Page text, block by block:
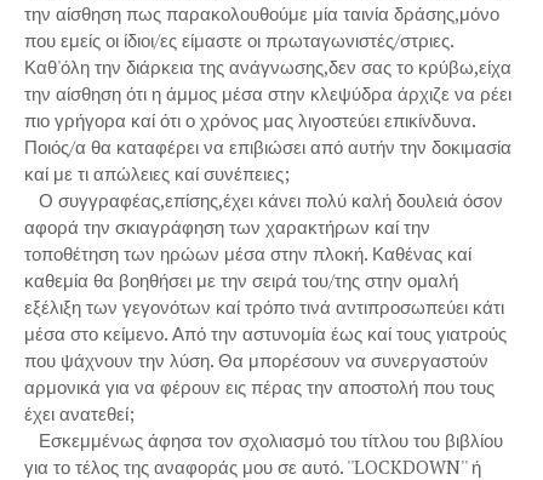
την αίσθηση πως παρακολουθούμε μία ταινία δράσης,μόνο
που εμείς οι ίδιοι/ες είμαστε οι πρωταγωνιστές/στριες.
Καθ'όλη την διάρκεια της ανάγνωσης,δεν σας το κρύβω,είχα
την αίσθηση ότι η άμμος μέσα στην κλεψύδρα άρχιζε να ρέει
πιο γρήγορα καί ότι ο χρόνος μας λιγοστεύει επικίνδυνα.
Ποιός/α θα καταφέρει να επιβιώσει από αυτήν την δοκιμασία
καί με τι απώλειες καί συνέπειες;
Ο συγγραφέας,επίσης,έχει κάνει πολύ καλή δουλειά όσον
αφορά την σκιαγράφηση των χαρακτήρων καί την
τοποθέτηση των ηρώων μέσα στην πλοκή. Καθένας καί
καθεμία θα βοηθήσει με την σειρά του/της στην ομαλή
εξέλιξη των γεγονότων καί τρόπο τινά αντιπροσωπεύει κάτι
μέσα στο κείμενο. Από την αστυνομία έως καί τους γιατρούς
που ψάχνουν την λύση. Θα μπορέσουν να συνεργαστούν
αρμονικά για να φέρουν εις πέρας την αποστολή που τους
έχει ανατεθεί;
Εσκεμμένως άφησα τον σχολιασμό του τίτλου του βιβλίου
για το τέλος της αναφοράς μου σε αυτό. ''LOCKDOWN'' ή